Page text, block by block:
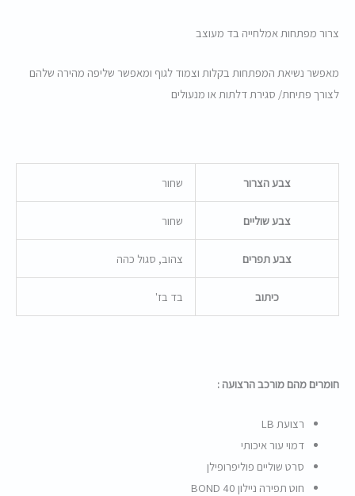
צרור מפתחות אמלחייה בד מעוצב
מאפשר נשיאת המפתחות בקלות וצמוד לגוף ומאפשר שליפה מהירה שלהם
לצורך פתיחת/ סגירת דלתות או מנעולים
צבע הצרור שחור
צבע שוליים שחור
צבע תפרים צהוב, סגול כהה
כיתוב בד בז'
חומרים מהם מורכב הרצועה :
רצועת LB
דמוי עור איכותי
סרט שוליים פוליפרופילן
חוט תפירה ניילון BOND 40